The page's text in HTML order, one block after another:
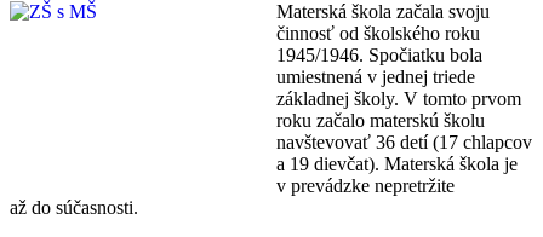
Materská škola začala svoju
činnosť od školského roku
1945/1946. Spočiatku bola
umiestnená v jednej triede
základnej školy. V tomto prvom
roku začalo materskú školu
navštevovať 36 detí (17 chlapcov
a 19 dievčat). Materská škola je
v prevádzke nepretržite
až do súčasnosti.